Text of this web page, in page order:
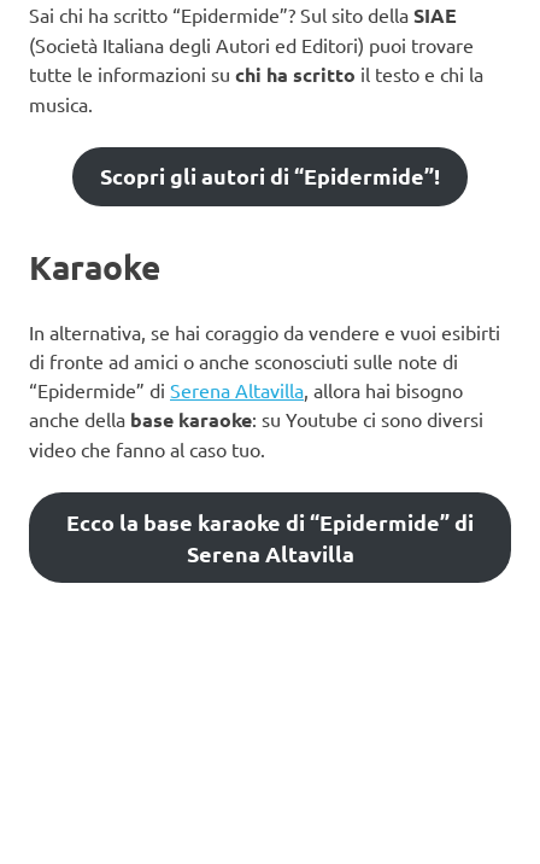
Sai chi ha scritto “Epidermide”? Sul sito della SIAE
(Società Italiana degli Autori ed Editori) puoi trovare
tutte le informazioni su chi ha scritto il testo e chi la
musica.
Scopri gli autori di “Epidermide”!
Karaoke
In alternativa, se hai coraggio da vendere e vuoi esibirti
di fronte ad amici o anche sconosciuti sulle note di
“Epidermide” di Serena Altavilla, allora hai bisogno
anche della base karaoke: su Youtube ci sono diversi
video che fanno al caso tuo.
Ecco la base karaoke di “Epidermide” di
Serena Altavilla